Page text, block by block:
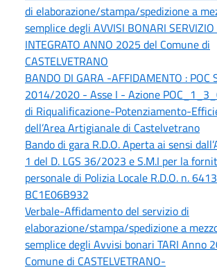
di elaborazione/stampa/spedizione a
semplice degli AVVISI BONARI SERVIZIO
INTEGRATO ANNO 2025 del Comune di
CASTELVETRANO
BANDO DI GARA -AFFIDAMENTO : POC
2014/2020 - Asse I - Azione
di Riqualificazione-Potenziamento-
dell’Area Artigianale di Castelvetrano
Bando di gara R.D.O. Aperta ai sensi
1 del D. LGS 36/2023 e S.M.I per la
personale di Polizia Locale R.D.O. n.
BC1E06B932
Verbale-Affidamento del servizio di
elaborazione/stampa/spedizione a
semplice degli Avvisi bonari TARI Anno
Comune di CASTELVETRANO-